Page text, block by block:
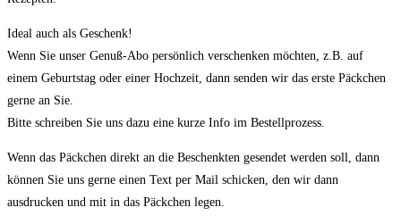
Ideal auch als Geschenk!
Wenn Sie unser Genuß-Abo persönlich verschenken möchten, z.B. auf
einem Geburtstag oder einer Hochzeit, dann senden wir das erste Päckchen
gerne an Sie.
Bitte schreiben Sie uns dazu eine kurze Info im Bestellprozess.
Wenn das Päckchen direkt an die Beschenkten gesendet werden soll, dann
können Sie uns gerne einen Text per Mail schicken, den wir dann
ausdrucken und mit in das Päckchen legen.